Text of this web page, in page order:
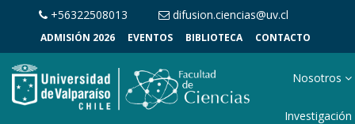
+56322508013 difusion.ciencias@uv.cl
ADMISIÓN 2026 EVENTOS BIBLIOTECA CONTACTO
Nosotros
Investigación